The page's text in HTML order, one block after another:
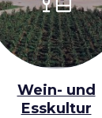
Wein- und
Esskultur